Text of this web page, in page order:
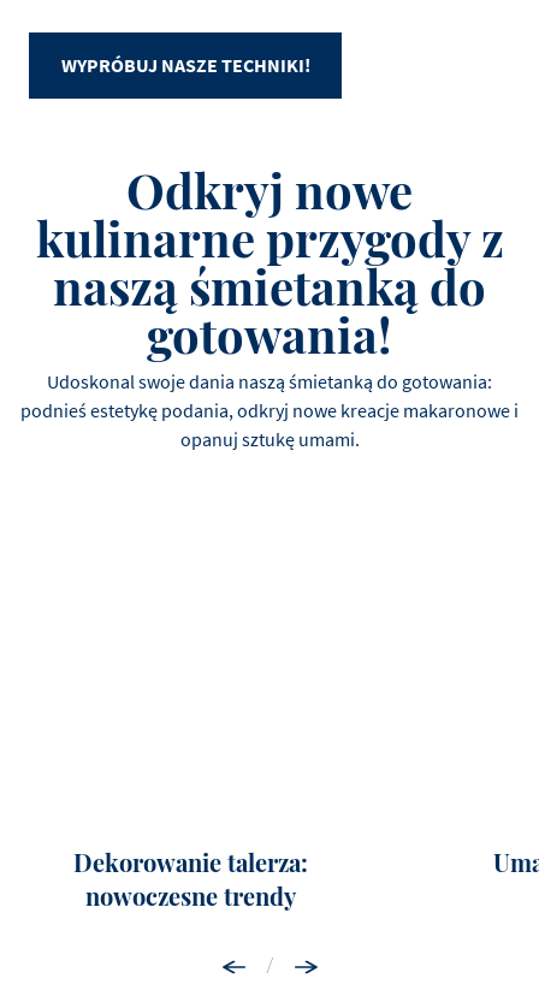
WYPRÓBUJ NASZE TECHNIKI!
Odkryj nowe
kulinarne przygody z
naszą śmietanką do
gotowania!
Udoskonal swoje dania naszą śmietanką do gotowania:
podnieś estetykę podania, odkryj nowe kreacje makaronowe i
opanuj sztukę umami.
Dekorowanie talerza:
nowoczesne trendy
/